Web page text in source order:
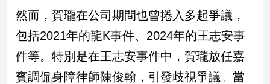
南
台
灣
觀
點
然而，賀瓏在公司期間也曾捲入多起爭議，
包括2021年的龍K事件、2024年的王志安事
件等。特別是在王志安事件中，賀瓏放任嘉
賓調侃身障律師陳俊翰，引發歧視爭議。當